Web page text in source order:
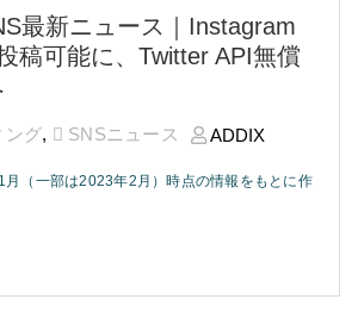
最新ニュース｜Instagram
稿可能に、Twitter API無償
ング, SNSニュース ADDIX
（一部は2023年2月）時点の情報をもとに作